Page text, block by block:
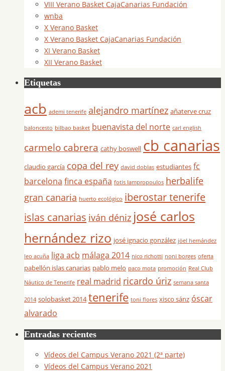
VIII Verano Basket CajaCanarias Fundación
wnba
X Verano Basket
X Verano Basket CajaCanarias Fundación
XI Verano Basket
XII Verano Basket
Etiquetas
acb ademi tenerife alejandro martínez añaterve cruz
baloncesto bilbao basket buenavista del norte carl english
carmelo cabrera cathy boswell cb canarias
claudio garcía copa del rey david doblas estudiantes fc
barcelona finca españa fotis lampropoulos herbalife
gran canaria huerto ecológico iberostar tenerife
islas canarias iván déniz josé carlos
hernández rizo josé ignacio gonzález jöel hernández
leo acuña liga acb málaga 2014 nico richotti noni borges oferta
pabellón islas canarias pablo melo paco mota promoción Real Club
Náutico de Tenerife real madrid ricardo úriz semana santa
2014 solobasket 2014 tenerife toni flores xisco sánz óscar
alvarado
Entradas recientes
Vídeos del Campus Verano 2021 (2ª parte)
Vídeos del Campus Verano 2021